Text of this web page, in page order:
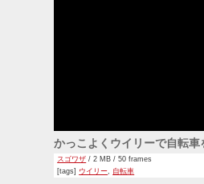
かっこよくウイリーで自転車
スゴワザ / 2 MB / 50 frames
[tags] ウイリー, 自転車